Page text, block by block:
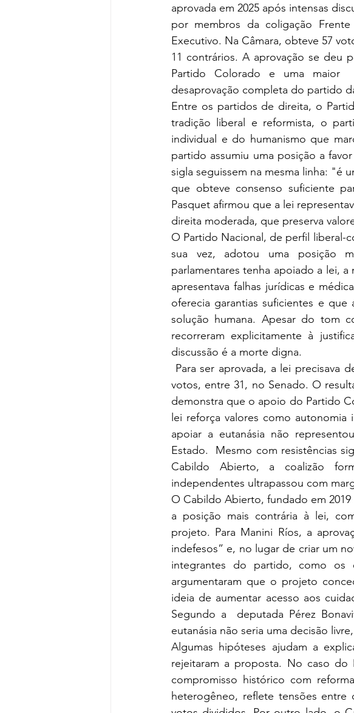
aprovada em 2025 após intensas
por membros da coligação
Executivo. Na Câmara, obteve 57
11 contrários. A aprovação se deu
Partido Colorado e uma maior
desaprovação completa do partido
Entre os partidos de direita, o
tradição liberal e reformista, o
individual e do humanismo que
partido assumiu uma posição a
sigla seguissem na mesma linha: "é
que obteve consenso suficiente
Pasquet afirmou que a lei
direita moderada, que preserva
O Partido Nacional, de perfil liberal-
sua vez, adotou uma posição
parlamentares tenha apoiado a lei,
apresentava falhas jurídicas e
oferecia garantias suficientes e
solução humana. Apesar do tom
recorreram explicitamente à
discussão é a morte digna.
Para ser aprovada, a lei precisava
votos, entre 31, no Senado. O
demonstra que o apoio do Partido
lei reforça valores como
apoiar a eutanásia não
Estado.  Mesmo com resistências
Cabildo Abierto, a coalizão
independentes ultrapassou com
O Cabildo Abierto, fundado em
a posição mais contrária à lei,
projeto. Para Manini Ríos, a
indefesos” e, no lugar de criar um
integrantes do partido, como os
argumentaram que o projeto
ideia de aumentar acesso aos
Segundo a  deputada Pérez
eutanásia não seria uma decisão
Algumas hipóteses ajudam a
rejeitaram a proposta. No caso
compromisso histórico com
heterogêneo, reflete tensões entre